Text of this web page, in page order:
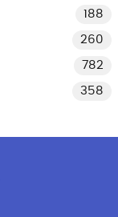
188
260
782
358